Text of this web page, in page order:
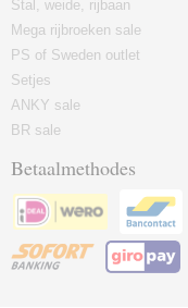
Stal, weide, rijbaan
Mega rijbroeken sale
PS of Sweden outlet
Setjes
ANKY sale
BR sale
Betaalmethodes